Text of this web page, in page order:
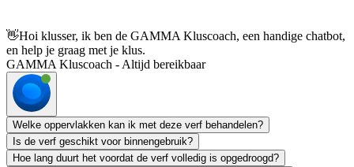
👋Hoi klusser, ik ben de GAMMA Kluscoach, een handige chatbot,
en help je graag met je klus.
GAMMA Kluscoach - Altijd bereikbaar
Welke oppervlakken kan ik met deze verf behandelen?
Is de verf geschikt voor binnengebruik?
Hoe lang duurt het voordat de verf volledig is opgedroogd?